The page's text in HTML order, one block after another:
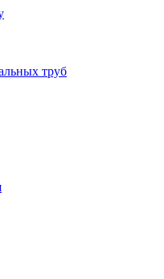
труб